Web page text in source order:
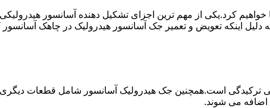
خواهیم کرد.یکی از مهم ترین اجزای تشکیل دهنده آسانسور
دلیل اینکه تعویض و تعمیر جک آسانسور هیدرولیک در چاهک
است.همچنین جک هیدرولیک آسانسور شامل قطعات دیگری
می شوند.